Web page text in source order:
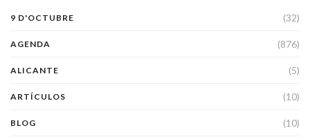
9 D'OCTUBRE (32)
AGENDA (876)
ALICANTE (5)
ARTÍCULOS (10)
BLOG (10)